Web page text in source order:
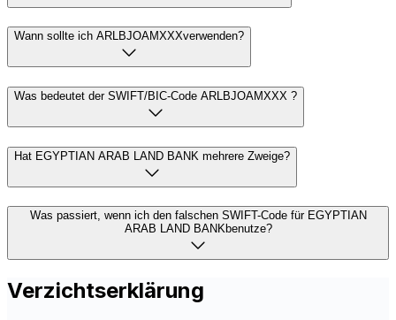
Wann sollte ich ARLBJOAMXXXverwenden?
Was bedeutet der SWIFT/BIC-Code ARLBJOAMXXX ?
Hat EGYPTIAN ARAB LAND BANK mehrere Zweige?
Was passiert, wenn ich den falschen SWIFT-Code für EGYPTIAN
ARAB LAND BANKbenutze?
Verzichtserklärung